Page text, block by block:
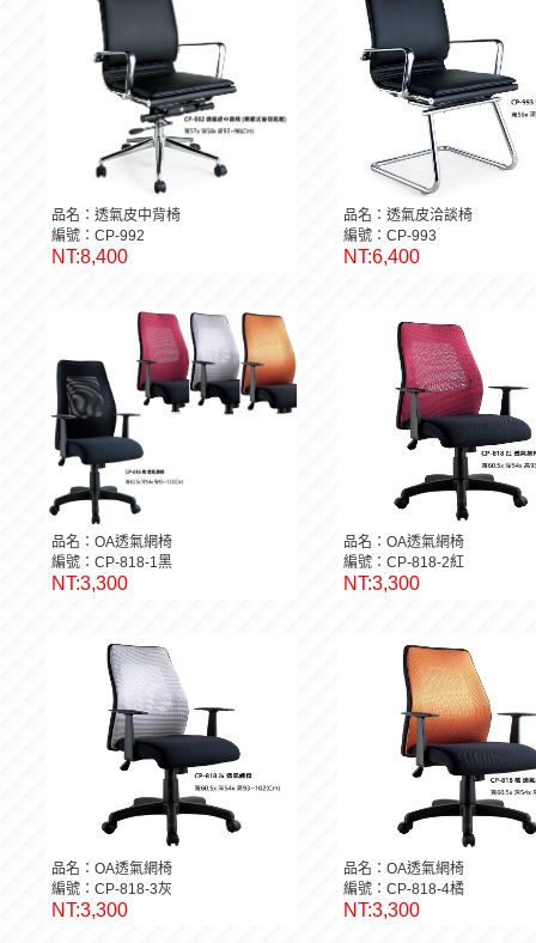
品名：透氣皮中背椅
編號：CP-992
NT:8,400
品名：透氣皮洽談椅
編號：CP-993
NT:6,400
品名：OA透氣網椅
編號：CP-818-1黑
NT:3,300
品名：OA透氣網椅
編號：CP-818-2紅
NT:3,300
品名：OA透氣網椅
編號：CP-818-3灰
NT:3,300
品名：OA透氣網椅
編號：CP-818-4橘
NT:3,300